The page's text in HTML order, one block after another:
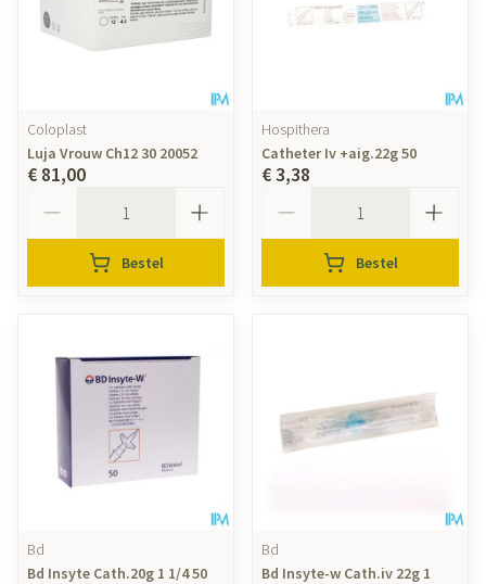
Coloplast
Luja Vrouw Ch12 30 20052
€ 81,00
Bestel
Hospithera
Catheter Iv +aig.22g 50
€ 3,38
Bestel
Bd
Bd Insyte Cath.20g 1 1/4 50
Bd
Bd Insyte-w Cath.iv 22g 1